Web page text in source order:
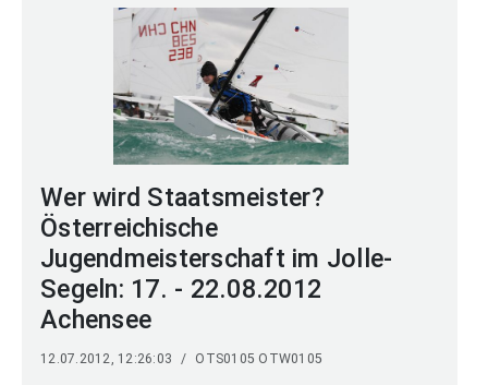
Wer wird Staatsmeister?
Österreichische
Jugendmeisterschaft im Jolle-
Segeln: 17. - 22.08.2012
Achensee
12.07.2012, 12:26:03 / OTS0105 OTW0105